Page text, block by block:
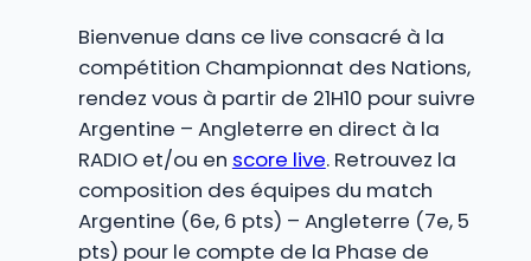
Bienvenue dans ce live consacré à la
compétition Championnat des Nations,
rendez vous à partir de 21H10 pour suivre
Argentine – Angleterre en direct à la
RADIO et/ou en score live. Retrouvez la
composition des équipes du match
Argentine (6e, 6 pts) – Angleterre (7e, 5
pts) pour le compte de la Phase de